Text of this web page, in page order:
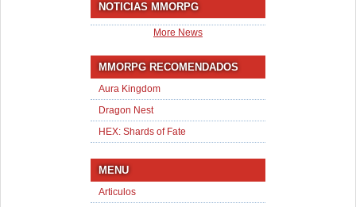
NOTICIAS MMORPG
More News
MMORPG RECOMENDADOS
Aura Kingdom
Dragon Nest
HEX: Shards of Fate
MENU
Articulos